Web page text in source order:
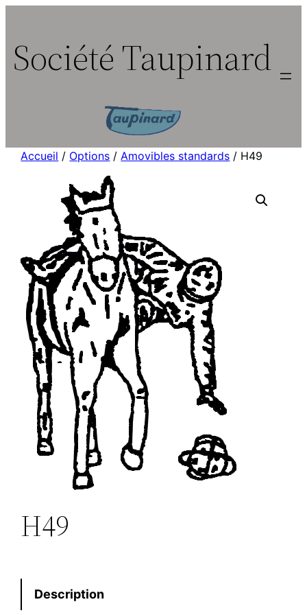
contenu
Société Taupinard
Accueil / Options / Amovibles standards / H49
H49
Description